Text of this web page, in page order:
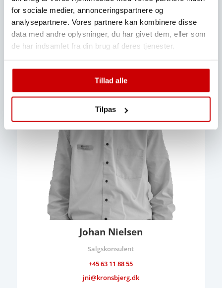
for sociale medier, annonceringspartnere og
analysepartnere. Vores partnere kan kombinere disse
data med andre oplysninger, du har givet dem, eller som
de har indsamlet fra din brug af deres tjenester.
Tillad alle
Tilpas
+45 63 11 88 52
ssm@kronsbjerg.dk
Johan Nielsen
Salgskonsulent
+45 63 11 88 55
jni@kronsbjerg.dk